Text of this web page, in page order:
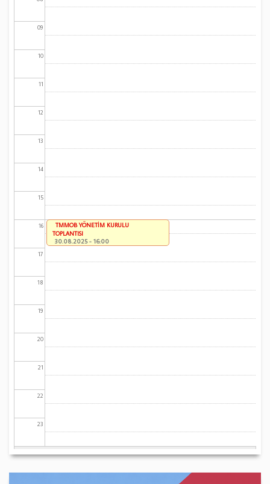
09
10
11
12
13
14
15
16
17
18
19
20
21
22
23
TMMOB YÖNETİM KURULU
TOPLANTISI
30.08.2025 - 16:00